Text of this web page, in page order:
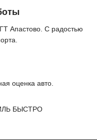
Апастово. С радостью
оценка авто.
БЫСТРО